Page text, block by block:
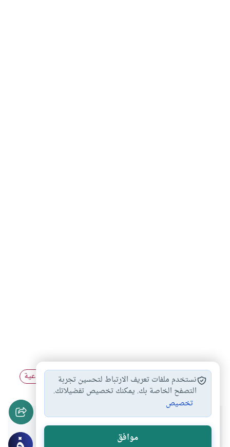
العلاقات الزوجية #الأسرة # الزواج العلاقات الإجتماعية
هل انتفعت بهذا المحتوى؟
نستخدم ملفات تعريف الارتباط لتحسين تجربة
التصفح الخاصة بك. يمكنك تخصيص تفضيلاتك.
تخصيص
موافق